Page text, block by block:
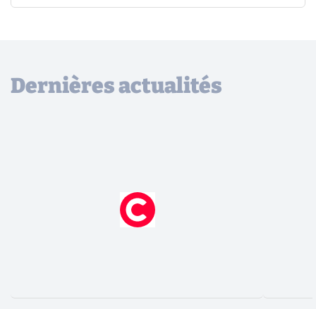
Dernières actualités